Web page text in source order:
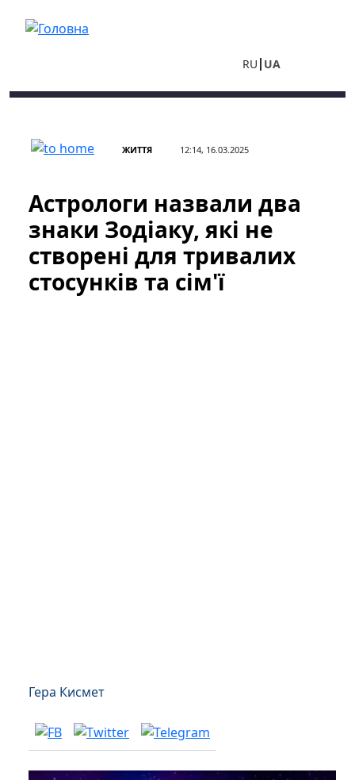
RU UA
ЖИТТЯ 12:14, 16.03.2025
Астрологи назвали два
знаки Зодіаку, які не
створені для тривалих
стосунків та сім'ї
Гера Кисмет